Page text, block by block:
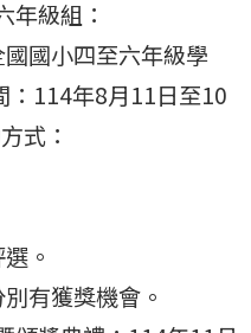
年級組：
國小四至六年級學
：114年8月11日至10
式：
。
別有獲獎機會。